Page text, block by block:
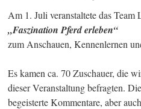
Am 1. Juli veranstaltete das Team
„Faszination Pferd erleben“
zum Anschauen, Kennenlernen
Es kamen ca. 70 Zuschauer, die
dieser Veranstaltung befragten.
begeisterte Kommentare, aber